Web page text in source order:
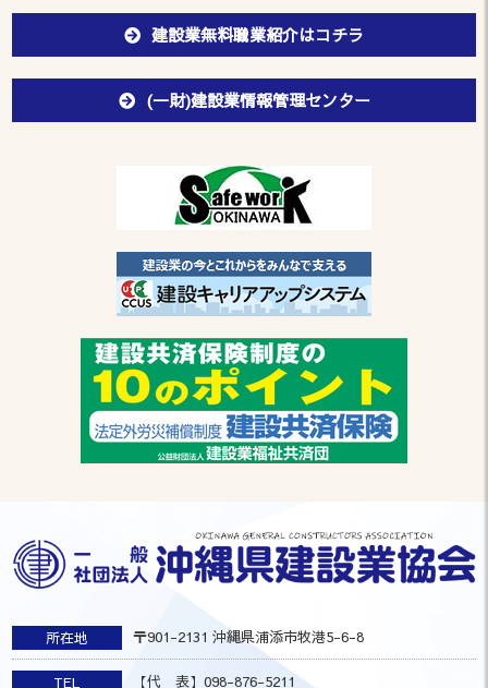
建設業無料職業紹介はコチラ
(一財)建設業情報管理センター
所在地 〒901-2131 沖縄県浦添市牧港5-6-8
TEL 【代 表】098-876-5211